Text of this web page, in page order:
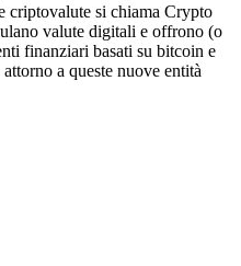
criptovalute si chiama Crypto
valute digitali e offrono (o
finanziari basati su bitcoin e
a queste nuove entità